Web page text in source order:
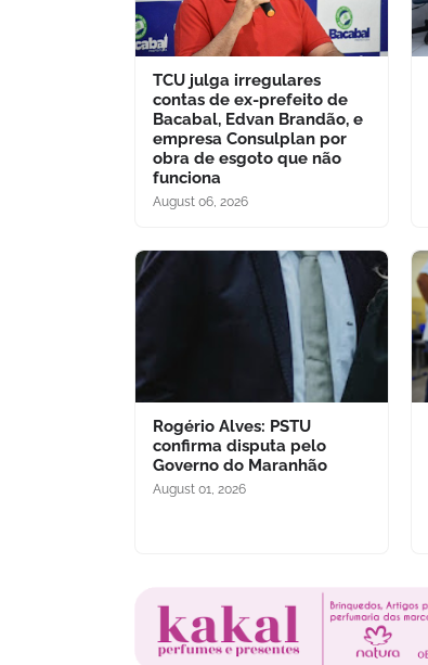
TCU julga irregulares
contas de ex-prefeito de
Bacabal, Edvan Brandão, e
empresa Consulplan por
obra de esgoto que não
funciona
August 06, 2026
Rogério Alves: PSTU
confirma disputa pelo
Governo do Maranhão
August 01, 2026